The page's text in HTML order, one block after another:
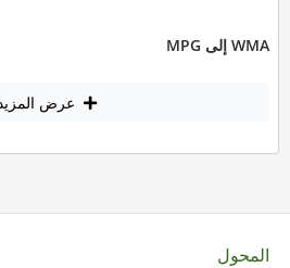
WMA إلى MPG
عرض المزيد
المحول